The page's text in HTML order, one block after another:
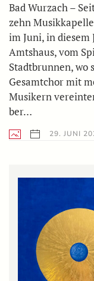
Bad Wurzach –
zehn
im Juni, in diesem
Amtshaus, vom
Stadtbrunnen, wo
Gesamtchor mit
Musikern
ber…
29. JUNI